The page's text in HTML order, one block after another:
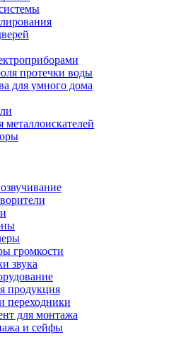
протечки воды
для умного дома
металлоискателей
громкости
звука
продукция
переходники
для монтажа
и сейфы